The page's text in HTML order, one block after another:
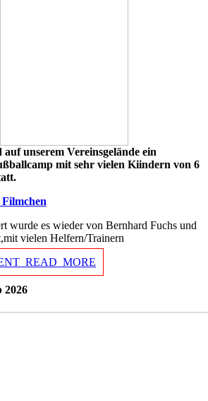
auf unserem Vereinsgelände ein
mit sehr vielen Kiindern von 6
wurde es wieder von Bernhard Fuchs und
vielen Helfern/Trainern
2026